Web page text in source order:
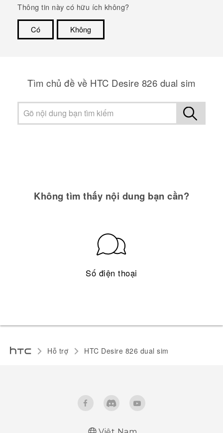
Thông tin này có hữu ích không?
Có
Không
Tìm chủ đề về HTC Desire 826 dual sim
Không tìm thấy nội dung bạn cần?
Số điện thoại
Hỗ trợ HTC Desire 826 dual sim‎